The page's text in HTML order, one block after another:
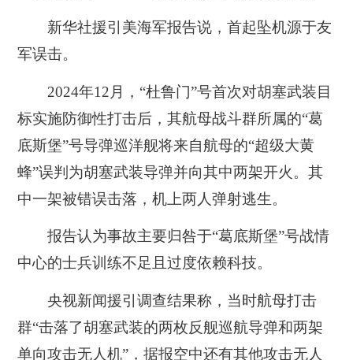
新华社援引美海军报告说，首起坠机源于友
军误击。
2024年12月，“杜鲁门”号首次对胡塞武装目
标实施防御性打击后，其航母战斗群所属的“葛
底斯堡”号导弹巡洋舰将来自航母的“超级大黄
蜂”误判为胡塞武装导弹并向其中两架开火。其
中一架被错误击落，机上两人弹射逃生。
报告认为事故主要归咎于“葛底斯堡”号战情
中心的士兵训练不足且过度依赖科技。
央视新闻援引调查结果称，当时航母打击
群“击落了胡塞武装的两枚反舰巡航导弹和两架
单向攻击无人机”，据报空中还有其他攻击无人